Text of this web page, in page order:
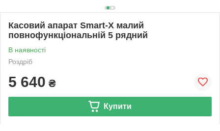
Касовий апарат Smart-X малий
повнофункціональній 5 рядний
В наявності
Роздріб
5 640 ₴
Купити